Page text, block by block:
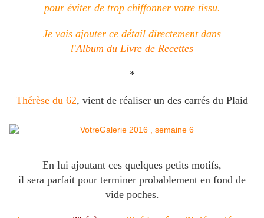
pour éviter de trop chiffonner votre tissu.
Je vais ajouter ce détail directement dans
l'Album du Livre de Recettes
*
Thérèse du 62, vient de réaliser un des carrés du Plaid
En lui ajoutant ces quelques petits motifs,
il sera parfait pour terminer probablement en fond de
vide poches.